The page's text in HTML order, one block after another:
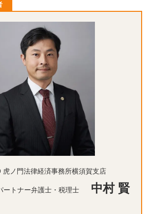
虎ノ門法律経済事務所横須賀支店
ートナー弁護士・税理士
中村 賢